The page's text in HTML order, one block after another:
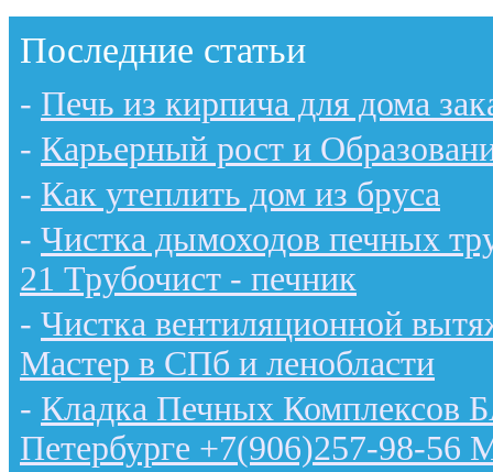
Последние статьи
- Печь из кирпича для дома
- Карьерный рост и
- Как утеплить дом из бруса
- Чистка дымоходов печных
21 Трубочист - печник
- Чистка вентиляционной
Мастер в СПб и ленобласти
- Кладка Печных Комплексов
Петербурге +7(906)257-98-56